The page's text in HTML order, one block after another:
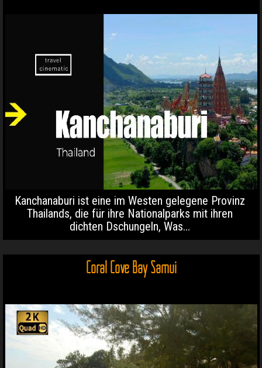
Kanchanaburi ist eine im Westen gelegene Provinz
Thailands, die für ihre Nationalparks mit ihren
dichten Dschungeln, Was...
Coral Cove Bay Samui